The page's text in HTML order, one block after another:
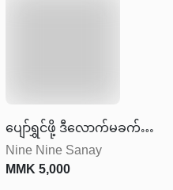
ပျော်ရွှင်ဖို့ ဒီလောက်မခက်ခဲ
ပါနဲ့
Nine Nine Sanay
MMK5,000